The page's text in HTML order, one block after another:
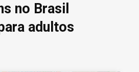
no Brasil
adultos